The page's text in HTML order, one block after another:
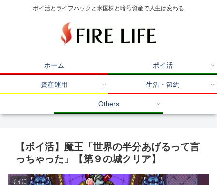
ポイ活とライフハックと米国株と暗号資産で人生は変わる
ホーム ポイ活
資産運用 生活・節約
Others
【ポイ活】魔王「世界の半分あげるって言
っちゃった」【第９の城クリア】
ポイ活